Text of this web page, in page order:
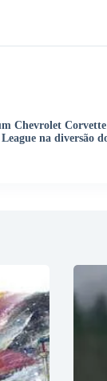
Chevrolet
na diversão